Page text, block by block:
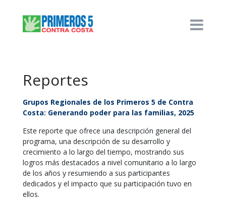
Reportes
Grupos Regionales de los Primeros 5 de Contra
Costa: Generando poder para las familias, 2025
Este reporte que ofrece una descripción general del
programa, una descripción de su desarrollo y
crecimiento a lo largo del tiempo, mostrando sus
logros más destacados a nivel comunitario a lo largo
de los años y resumiendo a sus participantes
dedicados y el impacto que su participación tuvo en
ellos.